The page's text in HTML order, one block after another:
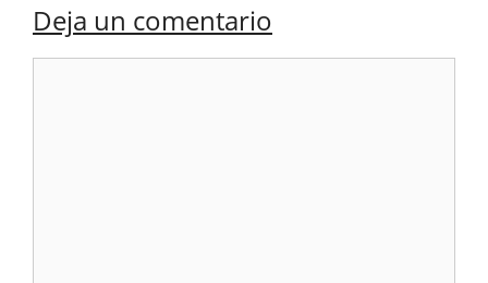
Deja un comentario